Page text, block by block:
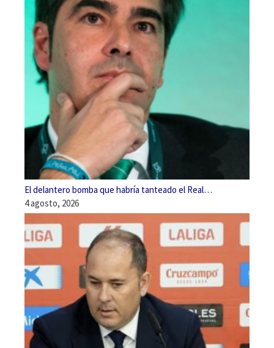
El delantero bomba que habría tanteado el Real…
4 agosto, 2026